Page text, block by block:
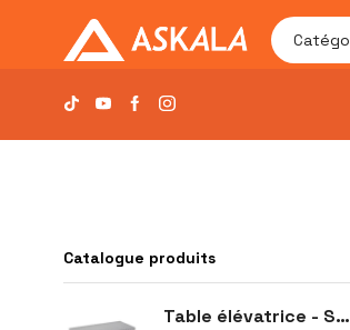
Catalogue produits
Table élévatrice - S28